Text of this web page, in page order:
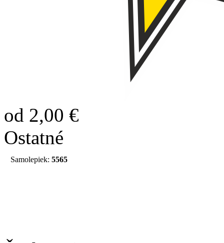
od 2,00 €
Ostatné
Samolepiek: 5565